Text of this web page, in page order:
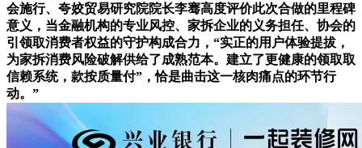
会施行、夸姣贸易研究院院长李骞高度评价此次合做的里程碑
意义，当金融机构的专业风控、家拆企业的义务担任、协会的
引领取消费者权益的守护构成合力，“实正的用户体验提拔，
为家拆消费风险破解供给了成熟范本。建立了更健康的领取取
信赖系统，款按质量付”，恰是曲击这一核肉痛点的环节行
动。”